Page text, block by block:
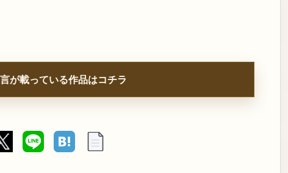
が載っている作品はコチラ